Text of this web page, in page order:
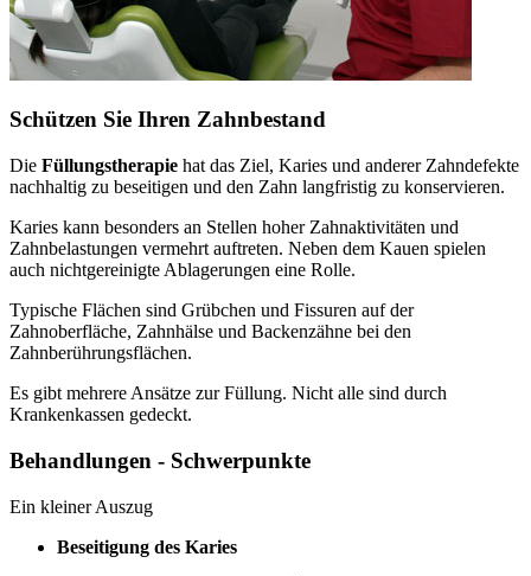
Schützen Sie Ihren Zahnbestand
Die Füllungstherapie hat das Ziel, Karies und anderer Zahndefekte
nachhaltig zu beseitigen und den Zahn langfristig zu konservieren.
Karies kann besonders an Stellen hoher Zahnaktivitäten und
Zahnbelastungen vermehrt auftreten. Neben dem Kauen spielen
auch nichtgereinigte Ablagerungen eine Rolle.
Typische Flächen sind Grübchen und Fissuren auf der
Zahnoberfläche, Zahnhälse und Backenzähne bei den
Zahnberührungsflächen.
Es gibt mehrere Ansätze zur Füllung. Nicht alle sind durch
Krankenkassen gedeckt.
Behandlungen - Schwerpunkte
Ein kleiner Auszug
Beseitigung des Karies